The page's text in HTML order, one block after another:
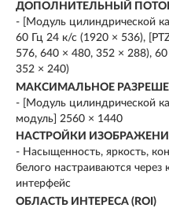
ДОПОЛНИТЕЛЬНЫЙ
- [Модуль цилиндрической
60 Гц 24 к/с (1920 × 536),
576, 640 × 480, 352 × 288),
352 × 240)
МАКСИМАЛЬНОЕ
- [Модуль цилиндрической
модуль] 2560 × 1440
НАСТРОЙКИ
- Насыщенность, яркость,
белого настраиваются
интерфейс
ОБЛАСТЬ ИНТЕРЕСА (ROI)